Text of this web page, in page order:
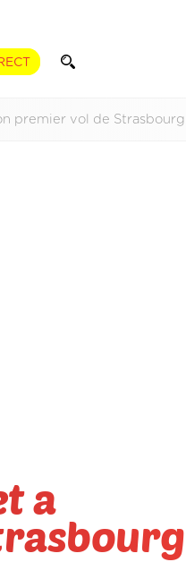
premier vol de
a